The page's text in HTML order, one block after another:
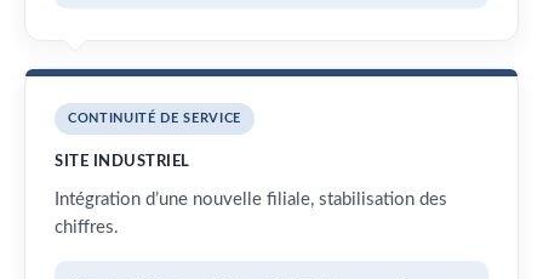
CONTINUITÉ DE SERVICE
SITE INDUSTRIEL
Intégration d’une nouvelle filiale, stabilisation des
chiffres.